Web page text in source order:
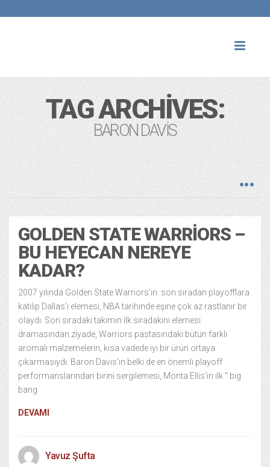
TAG ARCHIVES:
BARON DAVIS
GOLDEN STATE WARRIORS –
BU HEYECAN NEREYE
KADAR?
2007 yılında Golden State Warriors’ın son sıradan playofflara
katılıp Dallas’ı elemesi, NBA tarihinde eşine çok az rastlanır bir
olaydı. Son sıradaki takımın ilk sıradakini elemesi
dramasından ziyade, Warriors pastasındaki bütün farklı
aromalı malzemelerin, kısa vadede iyi bir ürün ortaya
çıkarmasıydı. Baron Davis’in belki de en önemli playoff
performanslarından birini sergilemesi, Monta Ellis’in ilk ” big
bang
DEVAMI
Yavuz Şufta